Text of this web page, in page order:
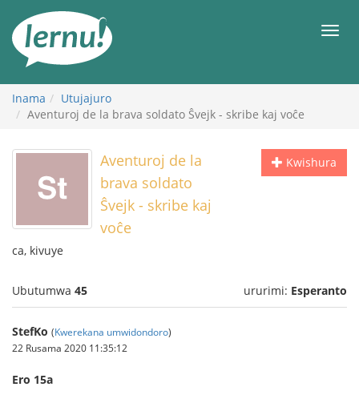
rupapuro
rw'ibirimwo
Inama
Utujajuro
Aventuroj de la brava soldato Ŝvejk - skribe kaj voĉe
Kwishura
Aventuroj de la
brava soldato
Ŝvejk - skribe kaj
voĉe
ca, kivuye
Ubutumwa 45 ururimi: Esperanto
StefKo (Kwerekana umwidondoro)
22 Rusama 2020 11:35:12
Ero 15a